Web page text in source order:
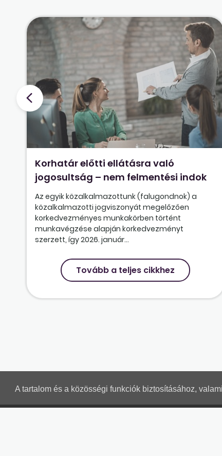
A tartalom és a közösségi funkciók biztosításához,
Korhatár előtti ellátásra való
jogosultság – nem felmentési indok
Az egyik közalkalmazottunk (falugondnok) a
közalkalmazotti jogviszonyát megelőzően
korkedvezményes munkakörben történt
munkavégzése alapján korkedvezményt
szerzett, így 2026. január...
Tovább a teljes cikkhez